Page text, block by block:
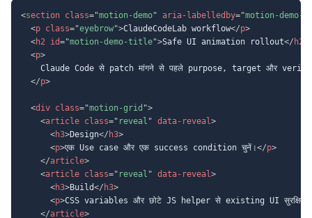
<section class="motion-demo" aria-labelledby="motion-
<p class="eyebrow">ClaudeCodeLab workflow</p>
<h2 id="motion-demo-title">Safe UI animation rollout</ h2
<p>
Claude Code से patch मांगने से पहले purpose, target और
</p>
<div class="motion-grid ">
<article class=" reveal " data-reveal>
<h3>Design</ h3>
<p>एक Use case और एक success condition चुनें।</p>
</article>
<article class=" reveal " data-reveal>
<h3>Build</ h3>
<p>CSS variables और छोटे JS helper से existing UI सुरक्षित
</article>